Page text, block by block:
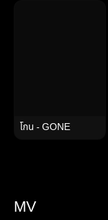
โกน - GONE
MV